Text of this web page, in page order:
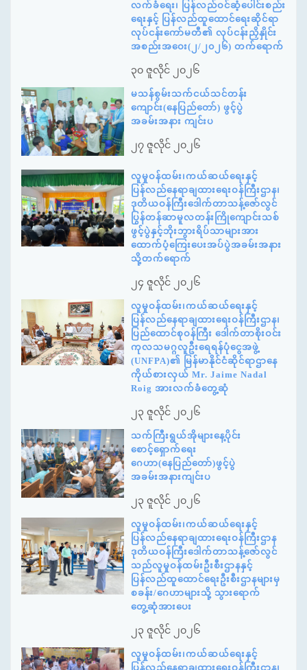
လက်ခံရေး၊ ပြန်လည်ဝင်ဆံ့ပေါင်းစည်း
ရေးနှင့် ပြန်လည်ထူထောင်ရေးဆိုင်ရာ
လုပ်ငန်းကော်မတီ၏ လုပ်ငန်းညှိနှိုင်း
အစည်းအဝေး(၂/၂၀၂၆) တက်ရောက်
၃၀ ဇူလိုင် ၂၀၂၆
မသန်စွမ်းသက်ငယ်သင်တန်း
ကျောင်း(နေပြည်တော်) ဖွင့်ပွဲ
အခမ်းအနား ကျင်းပ
၂၇ ဇူလိုင် ၂၀၂၆
လူမှုဝန်ထမ်း၊ကယ်ဆယ်ရေးနှင့်
ပြန်လည်နေရာချထားရေးဝန်ကြီးဌာန၊
ဒုတိယဝန်ကြီးဒေါက်တာသန့်ဇော်လွင်
ပြွန်တန်ဆာမူလတန်းကြိုကျောင်းသစ်
ဖွင့်ပွဲနှင့်ဘိုးဘွားရိပ်သာများအား
ထောက်ပံ့ကြေးပေးအပ်ပွဲအခမ်းအနား
သို့တက်ရောက်
၂၄ ဇူလိုင် ၂၀၂၆
လူမှုဝန်ထမ်း၊ကယ်ဆယ်ရေးနှင့်
ပြန်လည်နေရာချထားရေးဝန်ကြီးဌာန၊
ပြည်ထောင်စုဝန်ကြီး ဒေါက်တာစိုးဝင်း
ကုလသမဂ္ဂလူဦးရေရန်ပုံငွေအဖွဲ့
(UNFPA)၏ မြန်မာနိုင်ငံဆိုင်ရာဌာနေ
ကိုယ်စားလှယ် Mr. Jaime Nadal
Roig အားလက်ခံတွေ့ဆုံ
၂၃ ဇူလိုင် ၂၀၂၆
သက်ကြီးရွယ်အိုများနေ့ပိုင်း
စောင့်ရှောက်ရေး
ဂေဟာ(နေပြည်တော်)ဖွင့်ပွဲ
အခမ်းအနားကျင်းပ
၂၃ ဇူလိုင် ၂၀၂၆
လူမှုဝန်ထမ်း၊ကယ်ဆယ်ရေးနှင့်
ပြန်လည်နေရာချထားရေးဝန်ကြီးဌာန
ဒုတိယဝန်ကြီးဒေါက်တာသန့်ဇော်လွင်
သည်လူမှုဝန်ထမ်းဦးစီးဌာနနှင့်
ပြန်လည်ထူထောင်ရေးဦးစီးဌာနများမှ
စခန်း/ဂေဟာများသို့ သွားရောက်
တွေ့ဆုံအားပေး
၂၃ ဇူလိုင် ၂၀၂၆
လူမှုဝန်ထမ်း၊ကယ်ဆယ်ရေးနှင့်
ပြန်လည်နေရာချထားရေးဝန်ကြီးဌာန၊